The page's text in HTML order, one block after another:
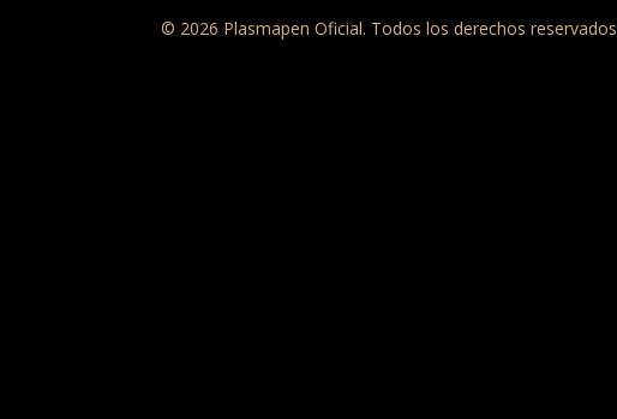
© 2026 Plasmapen Oficial. Todos los derechos reservados